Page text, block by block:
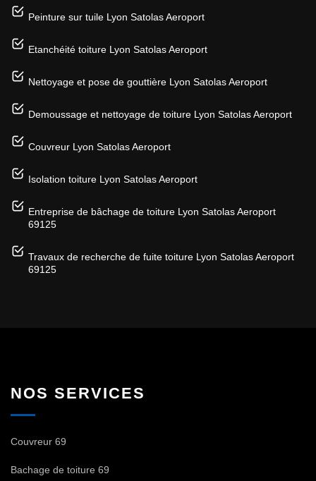
Peinture sur tuile Lyon Satolas Aeroport
Etanchéité toiture Lyon Satolas Aeroport
Nettoyage et pose de gouttière Lyon Satolas Aeroport
Demoussage et nettoyage de toiture Lyon Satolas Aeroport
Couvreur Lyon Satolas Aeroport
Isolation toiture Lyon Satolas Aeroport
Entreprise de bâchage de toiture Lyon Satolas Aeroport
69125
Travaux de recherche de fuite toiture Lyon Satolas Aeroport
69125
NOS SERVICES
Couvreur 69
Bachage de toiture 69